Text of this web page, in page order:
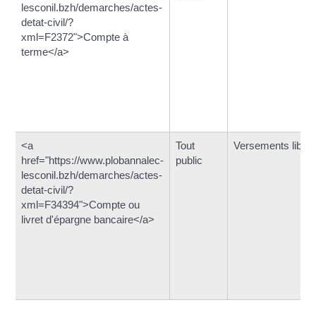
lesconil.bzh/demarches/actes-
detat-civil/?
xml=F2372">Compte à
terme</a>
<a
href="https://www.plobannalec-
lesconil.bzh/demarches/actes-
detat-civil/?
xml=F34394">Compte ou
livret d'épargne bancaire</a>
Tout
public
Versements